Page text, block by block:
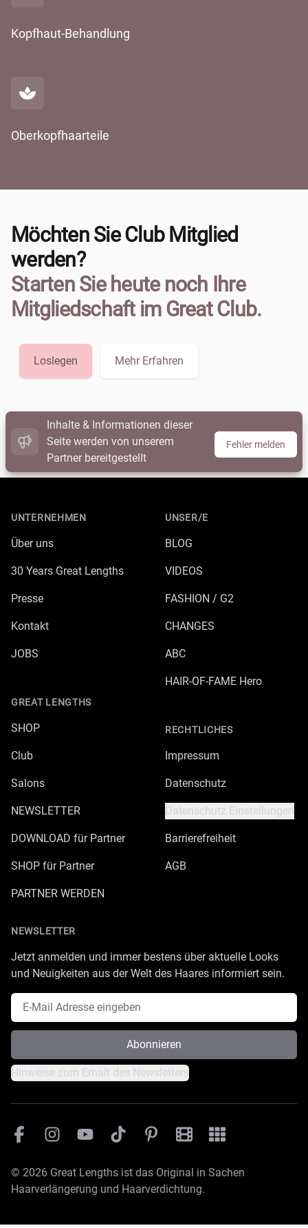
Kopfhaut-Behandlung
Oberkopfhaarteile
Möchten Sie Club Mitglied
werden?
Starten Sie heute noch Ihre
Mitgliedschaft im Great Club.
Loslegen Mehr Erfahren
Inhalte & Informationen dieser
Seite werden von unserem
Partner bereitgestellt
Fehler melden
UNTERNEHMEN
Über uns
30 Years Great Lengths
Presse
Kontakt
JOBS
GREAT LENGTHS
SHOP
Club
Salons
NEWSLETTER
DOWNLOAD für Partner
SHOP für Partner
PARTNER WERDEN
UNSER/E
BLOG
VIDEOS
FASHION / G2
CHANGES
ABC
HAIR-OF-FAME Hero
RECHTLICHES
Impressum
Datenschutz
Datenschutz Einstellungen
Barrierefreiheit
AGB
NEWSLETTER
Jetzt anmelden und immer bestens über aktuelle Looks
und Neuigkeiten aus der Welt des Haares informiert sein.
E-Mail Adresse
Abonnieren
Hinweise zum Erhalt des Newsletters
FacebookInstagramYouTubeTikTok PinterestGreat Lengths
Great Lengths -
© 2026 Great Lengths ist das Original in Sachen
Haarverlängerung und Haarverdichtung.